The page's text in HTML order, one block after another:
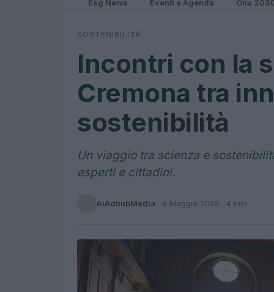
Esg News Eventi e Agenda Onu
SOSTENIBILITÀ
Incontri con la
Cremona tra
sostenibilità
Un viaggio tra scienza e
esperti e cittadini.
AiAdhubMedia · 9 Maggio 2025 · 4 min